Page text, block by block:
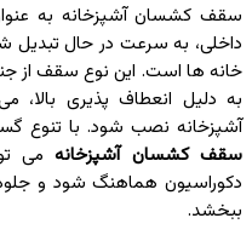
سقف کشسان آشپزخانه به‌
داخلی، به‌ سرعت در حال تبدیل‌
به دلیل انعطاف‌ پذیری بالا،
آشپزخانه نصب شود. با تنوع
سقف کشسان آشپزخانهمی‌
دکوراسیون هماهنگ شود و
ببخشد.